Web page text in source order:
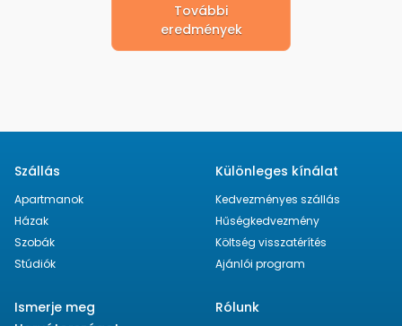
További
eredmények
Szállás
Apartmanok
Házak
Szobák
Stúdiók
Különleges kínálat
Kedvezményes szállás
Hűségkedvezmény
Költség visszatérítés
Ajánlói program
Ismerje meg
Rólunk